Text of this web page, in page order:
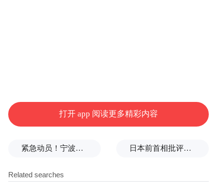
元。
回溯朱一明的创业轨迹，从2005年归国创办
兆易创新打下本土存储产业的第一块基石，
正式落地，再到2018年把个人全部工作重心
打开 app 阅读更多精彩内容
紧急动员！宁波、温州、金华、舟山、台州、丽水等市市长，发表电视讲话 日本前首相批评高市在处理中美关系上缺乏战略